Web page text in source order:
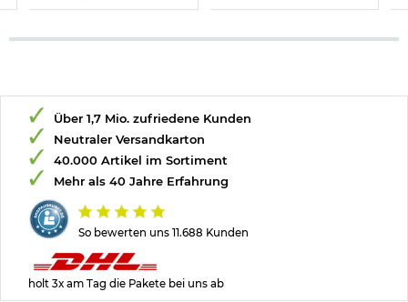
So bewerten uns 11.688 Kunden
Über 1,7 Mio. zufriedene Kunden
Neutraler Versandkarton
40.000 Artikel im Sortiment
Mehr als 40 Jahre Erfahrung
holt 3x am Tag die Pakete bei uns ab